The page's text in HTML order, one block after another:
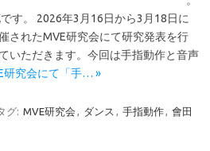
す。 2026年3月16日から3月18日に
されたMVE研究会にて研究発表を行
いただきます。今回は手指動作と音声
研究会にて「手… »
グ: MVE研究会 , ダンス , 手指動作, 會田